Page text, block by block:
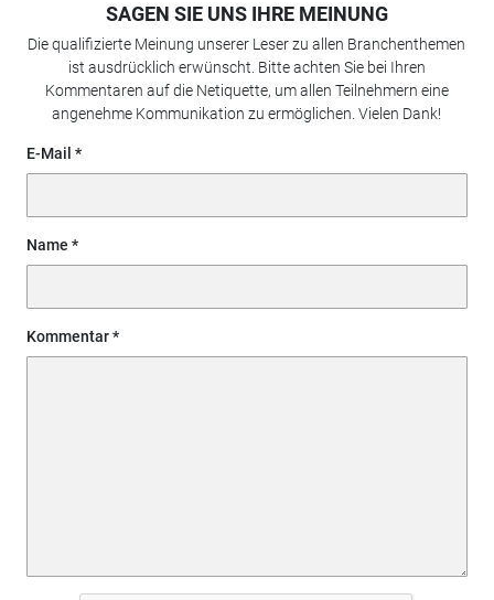
SAGEN SIE UNS IHRE MEINUNG
Die qualifizierte Meinung unserer Leser zu allen Branchenthemen
ist ausdrücklich erwünscht. Bitte achten Sie bei Ihren
Kommentaren auf die Netiquette, um allen Teilnehmern eine
angenehme Kommunikation zu ermöglichen. Vielen Dank!
E-Mail
Name
Kommentar